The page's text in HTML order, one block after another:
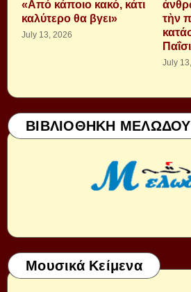
«Από κάποιο κακό, κάτι
καλύτερο θα βγει»
July 13, 2026
τὴν
July
ΒΙΒΛΙΟΘΗΚΗ ΜΕΛΩΔΟΥ
Μουσικά Κείμενα